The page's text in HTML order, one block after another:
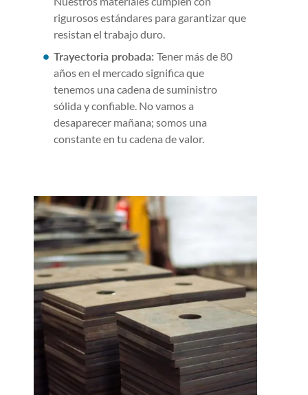
rigurosos estándares para garantizar que
resistan el trabajo duro.
Trayectoria probada:Tener más de 80
años en el mercado significa que
tenemos una cadena de suministro
sólida y confiable. No vamos a
desaparecer mañana; somos una
constante en tu cadena de valor.